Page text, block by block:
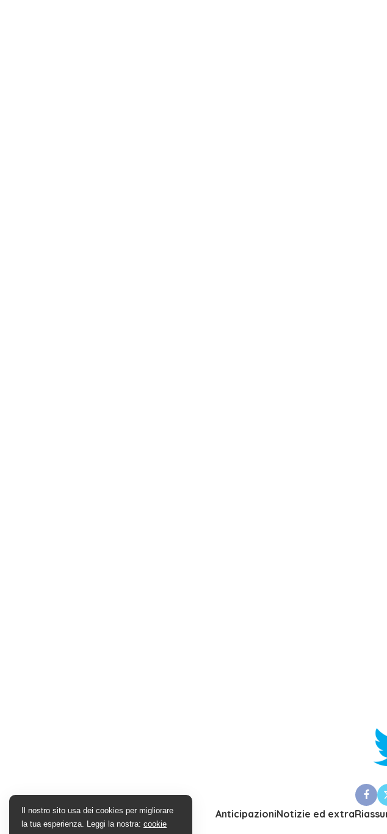
AnticipazioniNotizie ed extra
Il nostro sito usa dei cookies per migliorare
la tua esperienza. Leggi la nostra: cookie